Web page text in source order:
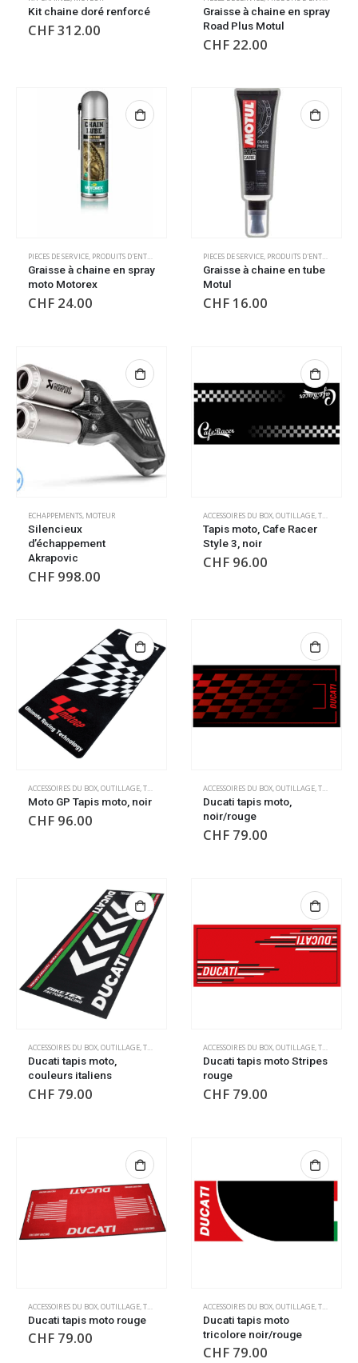
Kit chaine doré renforcé
CHF312.00
Graisse à chaine en spray
Road Plus Motul
CHF 22.00
PIECES DE SERVICE, PRODUITS D'ENTRETIEN
Graisse à chaine en spray
moto Motorex
CHF 24.00
PIECES DE SERVICE, PRODUITS D'ENTRETIEN
Graisse à chaine en tube
Motul
CHF 16.00
ECHAPPEMENTS, MOTEUR
Silencieux
d’échappement
Akrapovic
CHF 998.00
ACCESSOIRES DU BOX,OUTILLAGE,TAPIS DE SOL
Tapis moto, Cafe Racer
Style 3, noir
CHF 96.00
ACCESSOIRES DU BOX,OUTILLAGE,TAPIS DE SOL TAPIS DE SOL
Moto GP Tapis moto, noir
CHF 96.00
ACCESSOIRES DU BOX,OUTILLAGE,TAPIS DE SOL
Ducati tapis moto,
noir/rouge
CHF 79.00
ACCESSOIRES DU BOX,OUTILLAGE,TAPIS DE SOL TAPIS DE SOL
Ducati tapis moto,
couleurs italiens
CHF 79.00
ACCESSOIRES DU BOX,OUTILLAGE,TAPIS DE SOL
Ducati tapis moto Stripes
rouge
CHF 79.00
ACCESSOIRES DU BOX OUTILLAGE TAPIS DE SOL TAPIS DE SOL
Ducati tapis moto rouge
CHF 79.00
ACCESSOIRES DU BOX OUTILLAGE TAPIS DE SOL
Ducati tapis moto
tricolore noir/rouge
CHF 79.00